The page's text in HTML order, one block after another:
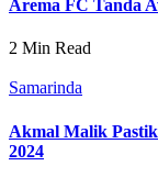
Arema FC Tanda
2 Min Read
Samarinda
Akmal Malik
2024